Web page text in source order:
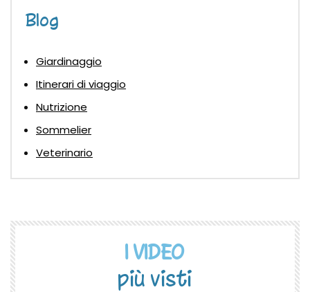
Blog
Giardinaggio
Itinerari di viaggio
Nutrizione
Sommelier
Veterinario
I VIDEO
più visti